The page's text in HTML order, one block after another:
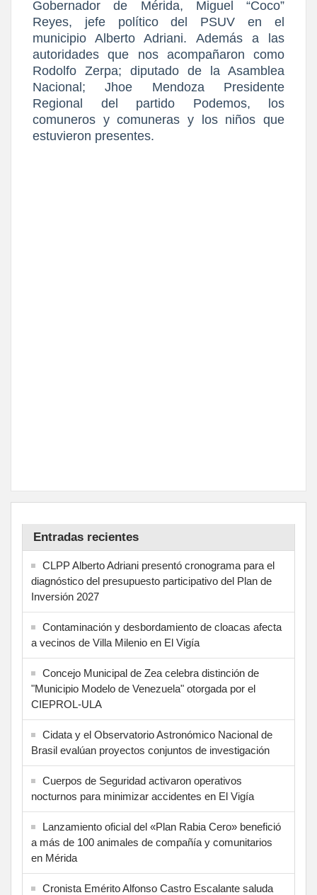
Gobernador de Mérida, Miguel “Coco”
Reyes, jefe político del PSUV en el
municipio Alberto Adriani. Además a las
autoridades que nos acompañaron como
Rodolfo Zerpa; diputado de la Asamblea
Nacional; Jhoe Mendoza Presidente
Regional del partido Podemos, los
comuneros y comuneras y los niños que
estuvieron presentes.
Entradas recientes
CLPP Alberto Adriani presentó cronograma para el
diagnóstico del presupuesto participativo del Plan de
Inversión 2027
Contaminación y desbordamiento de cloacas afecta
a vecinos de Villa Milenio en El Vigía
Concejo Municipal de Zea celebra distinción de
"Municipio Modelo de Venezuela" otorgada por el
CIEPROL-ULA
Cidata y el Observatorio Astronómico Nacional de
Brasil evalúan proyectos conjuntos de investigación
Cuerpos de Seguridad activaron operativos
nocturnos para minimizar accidentes en El Vigía
Lanzamiento oficial del «Plan Rabia Cero» benefició
a más de 100 animales de compañía y comunitarios
en Mérida
Cronista Emérito Alfonso Castro Escalante saluda